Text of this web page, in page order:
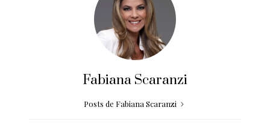
Fabiana Scaranzi
Posts de Fabiana Scaranzi